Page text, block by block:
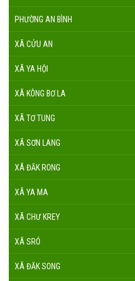
PHƯỜNG AN BÌNH
XÃ CỬU AN
XÃ YA HỘI
XÃ KÔNG BƠ LA
XÃ TƠ TUNG
XÃ SƠN LANG
XÃ ĐĂK RONG
XÃ YA MA
XÃ CHƯ KREY
XÃ SRÓ
XÃ ĐĂK SONG